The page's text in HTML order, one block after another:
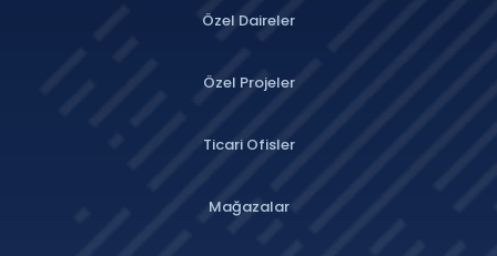
Özel Daireler
Özel Projeler
Ticari Ofisler
Mağazalar